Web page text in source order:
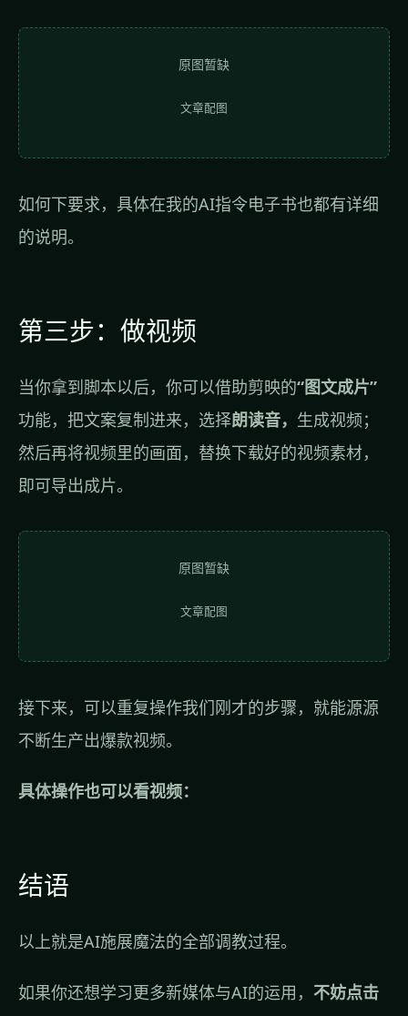
原图暂缺
文章配图
如何下要求，具体在我的AI指令电子书也都有详细
的说明。
第三步：做视频
当你拿到脚本以后，你可以借助剪映的“图文成片”
功能，把文案复制进来，选择朗读音， 生成视频；
然后再将视频里的画面，替换下载好的视频素材，
即可导出成片。
原图暂缺
文章配图
接下来，可以重复操作我们刚才的步骤，就能源源
不断生产出爆款视频。
具体操作也可以看视频：
结语
以上就是AI施展魔法的全部调教过程。
如果你还想学习更多新媒体与AI的运用， 不妨点击